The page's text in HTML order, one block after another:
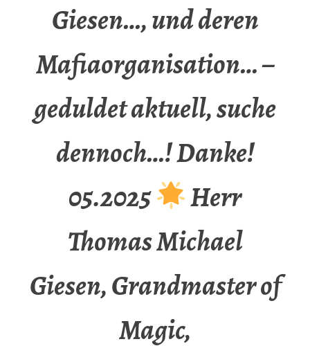
Giesen…, und deren
Mafiaorganisation… –
geduldet aktuell, suche
dennoch…! Danke!
05.2025
Herr
Thomas Michael
Giesen, Grandmaster of
Magic,